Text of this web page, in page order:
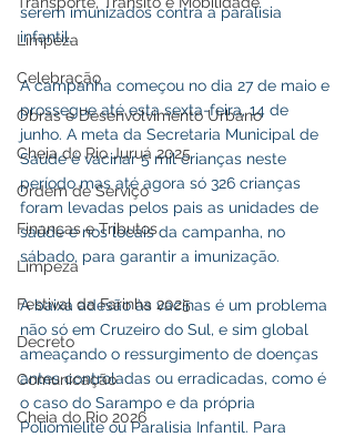
Limpeza
Celebração
Obras e Desenvolvimento Urbano
Cheia do Rio Juruá 2025
Ordem de Serviço
Finanças e Tributos
Limpeza
Festival da Farinha 2025
Decreto
Comunicação
Cheia do Rio 2026
serem imunizados contra a paralisia
infantil.
A campanha começou no dia 27 de maio e
prossegue até esta sexta-feira, 14 de
junho. A meta da Secretaria Municipal de
Saúde é vacinar 5 mil crianças neste
período mas até agora só 326 crianças
foram levadas pelos pais as unidades de
saúde e nos locais da campanha, no
sábado, para garantir a imunização.
A baixa adesão às vacinas é um problema
não só em Cruzeiro do Sul, e sim global
ameaçando o ressurgimento de doenças
antes controladas ou erradicadas, como é
o caso do Sarampo e da própria
Poliomielite ou Paralisia Infantil. Para